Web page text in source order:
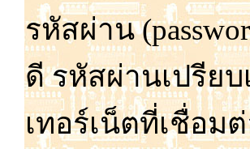
รหัสผ่าน
ดี รหัสผ่านเปรียบ
เทอร์เน็ตที่เชื่อม